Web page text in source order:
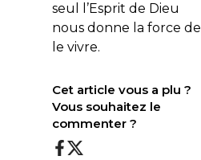
seul l’Esprit de Dieu
nous donne la force de
le vivre.
Cet article vous a plu ?
Vous souhaitez le
commenter ?